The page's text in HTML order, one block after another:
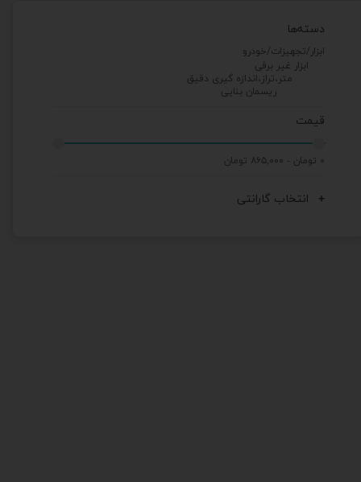
دسته‌ها
ابزار/تجهیزات/خودرو
ابزار غیر برقی
متر،تراز،اندازه گیری دقیق
ریسمان بنایی
قیمت
۰ تومان - ۸۶۵,۰۰۰ تومان
انتخاب گارانتی